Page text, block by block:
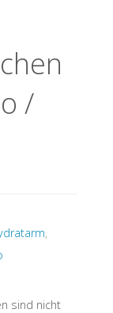
/
,
sind nicht